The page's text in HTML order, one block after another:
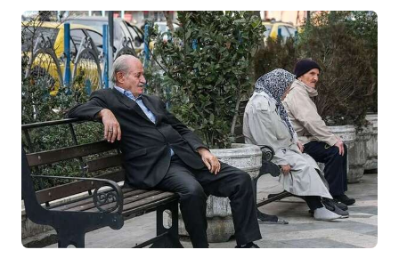
بیمه
اقتصاد
جهان
بازار
و
تجارت
کشاورزی